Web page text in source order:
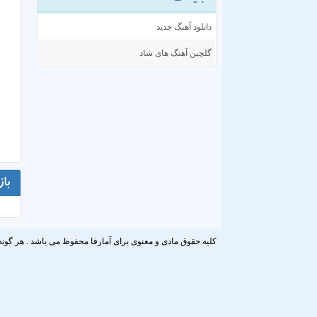
دانلود آهنگ جدید
گلچین آهنگ های شاد
کلیه حقوق مادی و معنوی برای آمارفا محفوظ می باشد . هر